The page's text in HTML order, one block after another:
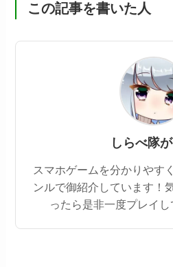
この記事を書いた人
しらべ隊
スマホゲームを分かりやす
ンルで御紹介しています！
ったら是非一度プレイし